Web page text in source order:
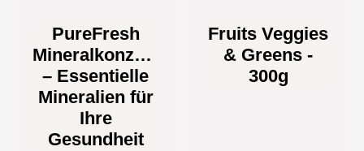
PureFresh
Mineralkonzentrat
– Essentielle
Mineralien für
Ihre
Gesundheit
Fruits Veggies
& Greens -
300g